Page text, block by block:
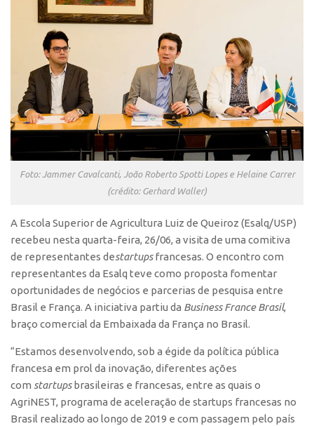
Polo São Carlos
Programas
Bolsa Empreendedorismo
Bolsa Startup USP
PGI-USP
Conexão USP
Conexão Inter-USP
Leis e Normas
Portal do Inventor
Inteligência Competitiva
Editais
EMBRAPIIs
CEPIDs
INCTs
PRPI/USP
Foto: Jammer Cavalcanti, João Roberto Spotti Lopes e Helaine Carrer
(crédito: Gerhard Waller)
A Escola Superior de Agricultura Luiz de Queiroz (Esalq/USP)
recebeu nesta quarta-feira, 26/06, a visita de uma comitiva
de representantes destartupsfrancesas. O encontro com
representantes da Esalq teve como proposta fomentar
oportunidades de negócios e parcerias de pesquisa entre
Brasil e França. A iniciativa partiu da Business France Brasil,
braço comercial da Embaixada da França no Brasil.
“Estamos desenvolvendo, sob a égide da política pública
francesa em prol da inovação, diferentes ações
com startupsbrasileiras e francesas, entre as quais o
AgriNEST, programa de aceleração de startups francesas no
Brasil realizado ao longo de 2019 e com passagem pelo país